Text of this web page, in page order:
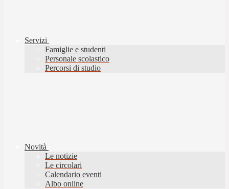
Servizi
Famiglie e studenti
Personale scolastico
Percorsi di studio
Novità
Le notizie
Le circolari
Calendario eventi
Albo online